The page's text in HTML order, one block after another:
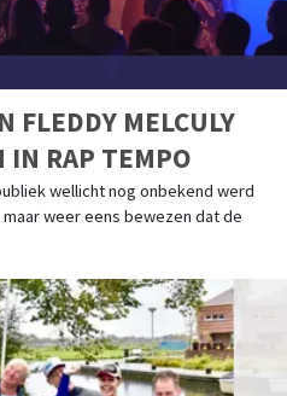
FLEDDY MELCULY
IN RAP TEMPO
wellicht nog onbekend werd
weer eens bewezen dat de